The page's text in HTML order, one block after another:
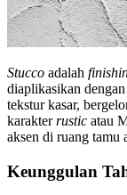
Stucco adalah
diaplikasikan
tekstur kasar,
karakterrustic atau
aksen di ruang tamu
Keunggulan